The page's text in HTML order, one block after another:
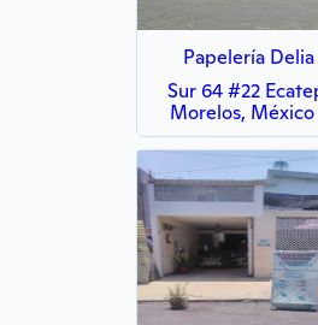
Papelería
Sur 64 #22
Morelos, México